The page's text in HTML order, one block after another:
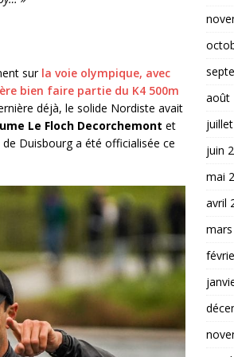
sur la voie olympique, avec
bien faire partie du K4 500m
déjà, le solide Nordiste avait
Le Floch Decorchemont et
Duisbourg a été officialisée ce
août
juin
mai
avril